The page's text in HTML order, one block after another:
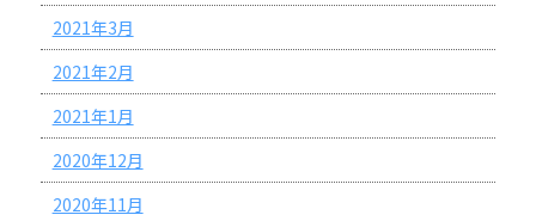
2021年3月
2021年2月
2021年1月
2020年12月
2020年11月